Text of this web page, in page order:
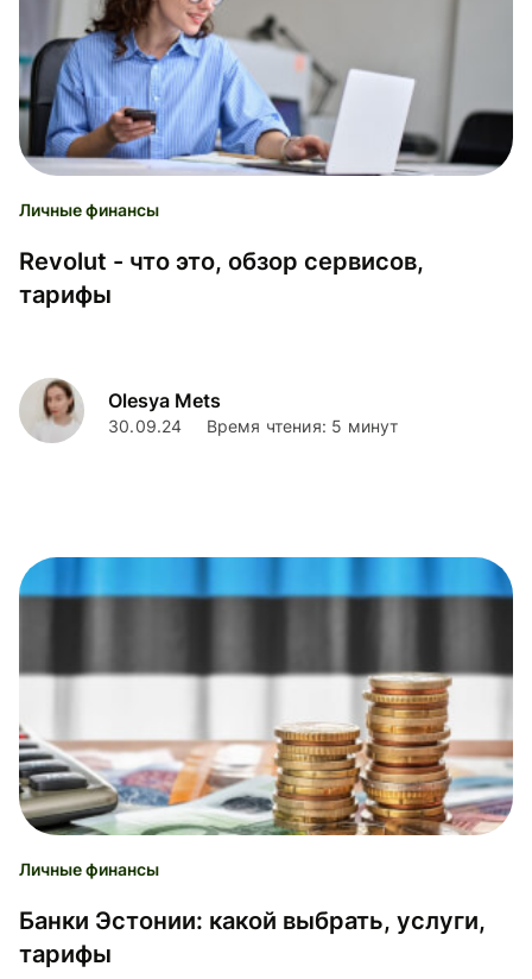
Личные финансы
Revolut - что это, обзор сервисов,
тарифы
Olesya Mets
30.09.24 Время чтения: 5 минут
Личные финансы
Банки Эстонии: какой выбрать, услуги,
тарифы